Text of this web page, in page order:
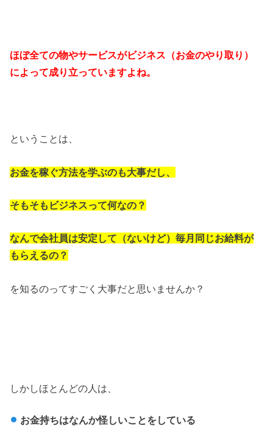
ほぼ全ての物やサービスがビジネス（お金のやり取り）
によって成り立っていますよね。
ということは、
お金を稼ぐ方法を学ぶのも大事だし、
そもそもビジネスって何なの？
なんで会社員は安定して（ないけど）毎月同じお給料が
もらえるの？
を知るのってすごく大事だと思いませんか？
しかしほとんどの人は、
お金持ちはなんか怪しいことをしている